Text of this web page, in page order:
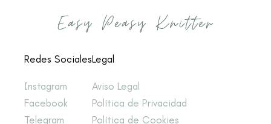
Redes Sociales
Instagram
Facebook
Telegram
Legal
Aviso Legal
Política de Privacidad
Política de Cookies